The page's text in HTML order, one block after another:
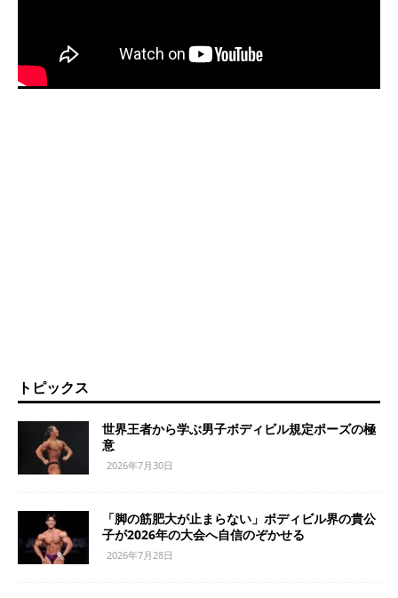
トピックス
世界王者から学ぶ男子ボディビル規定ポーズの極
意
2026年7月30日
「脚の筋肥大が止まらない」ボディビル界の貴公
子が2026年の大会へ自信のぞかせる
2026年7月28日